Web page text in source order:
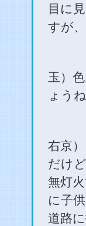
目に
すが
玉）
ょうね
右京
だけ
無灯
に子
道路